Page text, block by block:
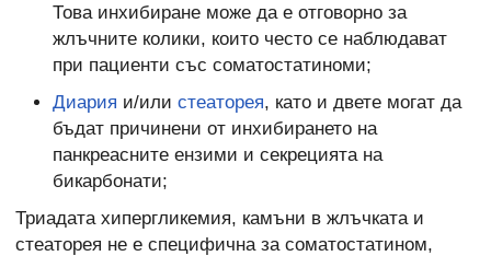
Това инхибиране може да е отговорно за
жлъчните колики, които често се наблюдават
при пациенти със соматостатиноми;
Диария и/или стеаторея, като и двете могат да
бъдат причинени от инхибирането на
панкреасните ензими и секрецията на
бикарбонати;
Триадата хипергликемия, камъни в жлъчката и
стеаторея не е специфична за соматостатином,